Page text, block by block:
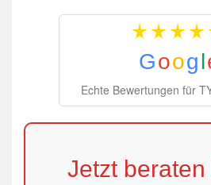
G o o g l
Echte Bewertungen für
Jetzt